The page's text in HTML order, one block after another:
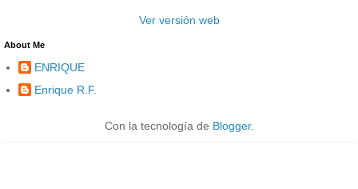
Ver versión web
About Me
ENRIQUE
Enrique R.F.
Con la tecnología de Blogger.